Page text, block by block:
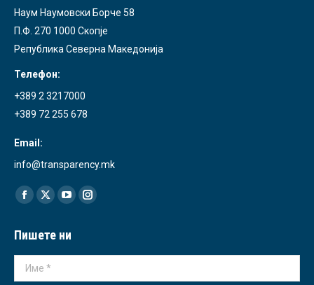
Наум Наумовски Борче 58
П.Ф. 270 1000 Скопје
Република Северна Македонија
Телефон:
+389 2 3217000
+389 72 255 678
Email:
info@transparency.mk
Find us on:
Facebook
opens
in
new
X
opens
in
YouTube
opens
in
Instagram
in
Пишете ни
Име *